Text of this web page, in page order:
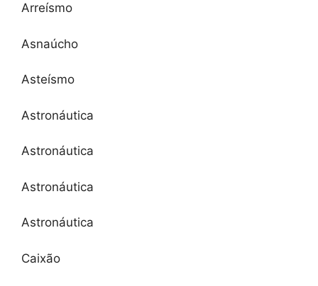
Arreísmo
Asnaúcho
Asteísmo
Astronáutica
Astronáutica
Astronáutica
Astronáutica
Caixão